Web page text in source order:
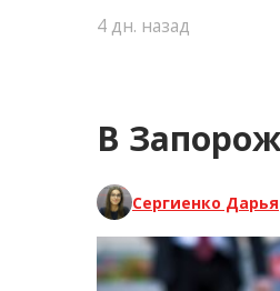
4 дн. назад
В
Сергиенко Дарья